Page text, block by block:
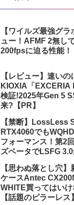
【ワイルズ最強グ
ュー！AFMF 2無し
200fpsに迫る性能！
【レビュー】速い
KIOXIA「EXCERIA
検証!2025年Gen 5
来?【PR】
【禁断】LossLess
RTX4060でも
フォーマンス！第2
ズベータでLSFG
【思わぬ落とし穴
ケースAntec
WHITE買ってはい
【話題のピラーレス】